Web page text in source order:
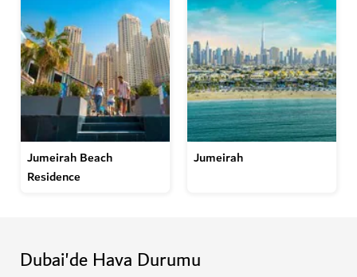
Jumeirah Beach
Residence
Jumeirah
Dubai'de Hava Durumu